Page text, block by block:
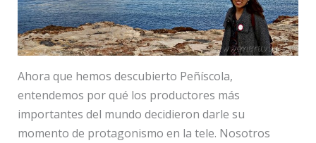
Ahora que hemos descubierto Peñíscola,
entendemos por qué los productores más
importantes del mundo decidieron darle su
momento de protagonismo en la tele. Nosotros